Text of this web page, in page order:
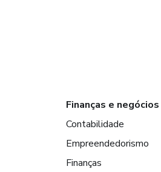
Finanças e negócios
Contabilidade
Empreendedorismo
Finanças